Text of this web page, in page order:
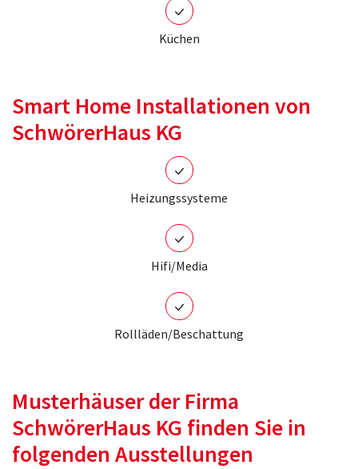
Küchen
Smart Home Installationen von
SchwörerHaus KG
Heizungssysteme
Hifi/Media
Rollläden/Beschattung
Musterhäuser der Firma
SchwörerHaus KG finden Sie in
folgenden Ausstellungen